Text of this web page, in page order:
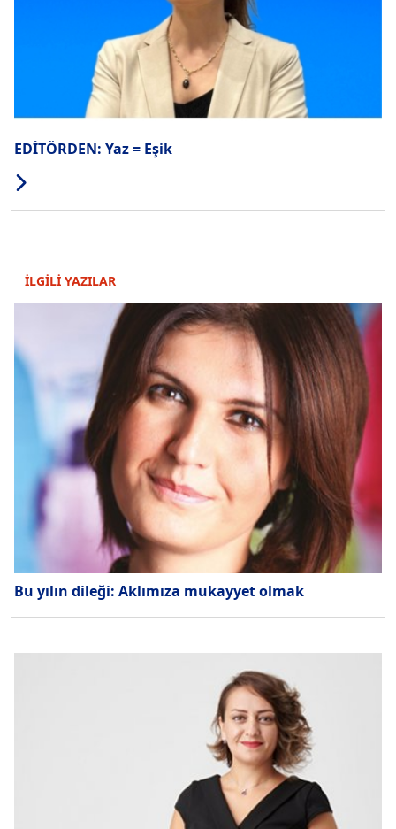
EDİTÖRDEN: Yaz = Eşik
İLGİLİ YAZILAR
Bu yılın dileği: Aklımıza mukayyet olmak